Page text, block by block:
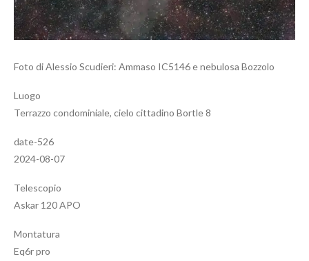
Foto di Alessio Scudieri: Ammaso IC5146 e nebulosa Bozzolo
Luogo
Terrazzo condominiale, cielo cittadino Bortle 8
date-526
2024-08-07
Telescopio
Askar 120 APO
Montatura
Eq6r pro